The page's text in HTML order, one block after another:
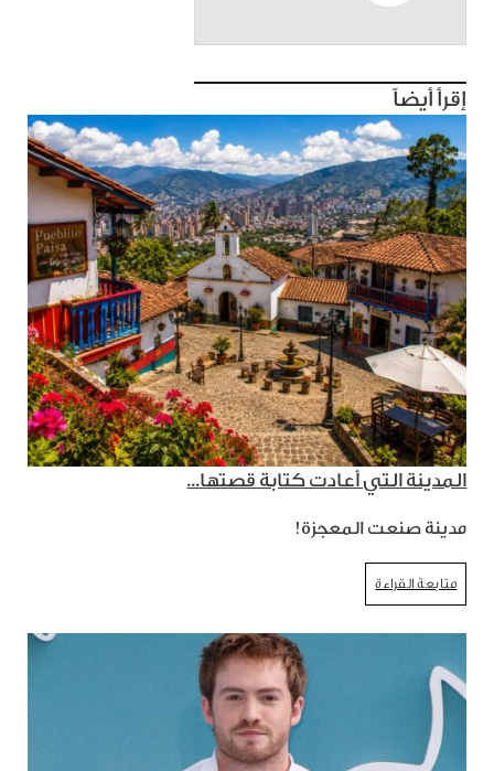
إقرأ أيضاً
المدينة التي أعادت كتابة قصتها...
مدينة صنعت المعجزة!
متابعة القراءة